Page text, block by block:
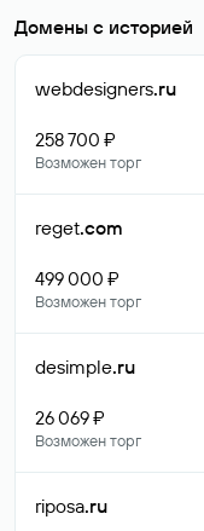
Домены с историей
webdesigners.ru
258 700 ₽
Возможен торг
reget.com
499 000 ₽
Возможен торг
desimple.ru
26 069 ₽
Возможен торг
riposa.ru